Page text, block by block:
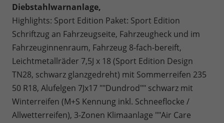
Diebstahlwarnanlage,
Highlights: Sport Edition Paket: Sport Edition
Schriftzug an Fahrzeugseite, Fahrzeugheck und im
Fahrzeuginnenraum, Fahrzeug 8-fach-bereift,
Leichtmetallräder 7,5J x 18 (Sport Edition Design
TN28, schwarz glanzgedreht) mit Sommerreifen 235
50 R18, Alufelgen 7Jx17 ""Dundrod"" schwarz mit
Winterreifen (M+S Kennung inkl. Schneeflocke /
Allwetterreifen), 3-Zonen Klimaanlage ""Air Care